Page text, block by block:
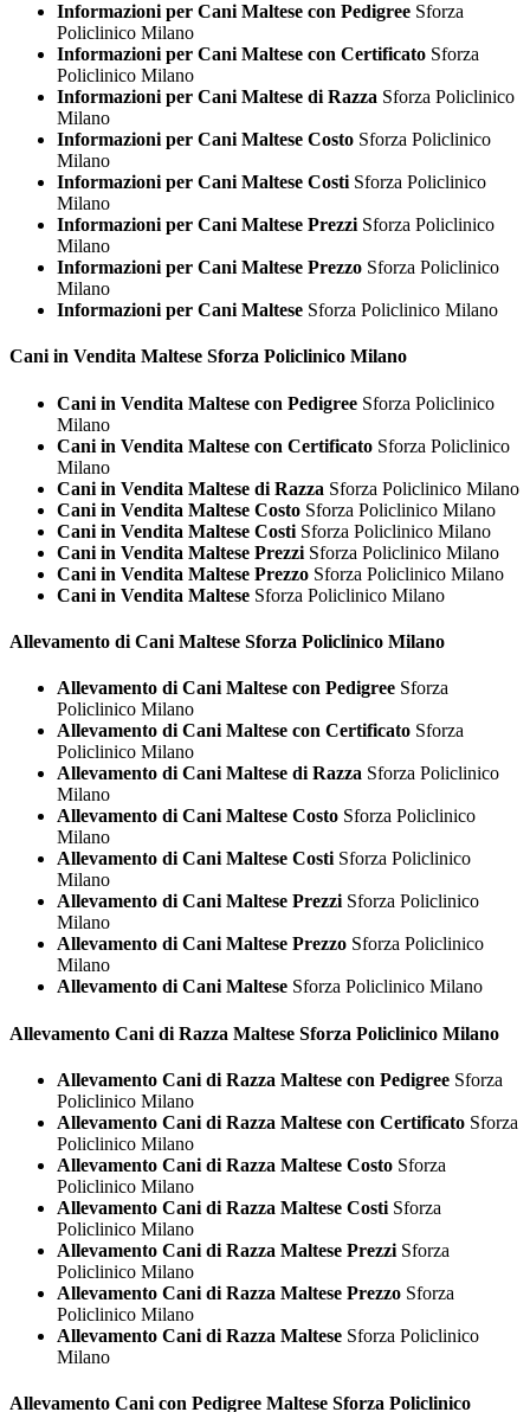
Informazioni per Cani Maltese con Pedigree Sforza
Policlinico Milano
Informazioni per Cani Maltese con Certificato Sforza
Policlinico Milano
Informazioni per Cani Maltese di Razza Sforza Policlinico
Milano
Informazioni per Cani Maltese Costo Sforza Policlinico
Milano
Informazioni per Cani Maltese Costi Sforza Policlinico
Milano
Informazioni per Cani Maltese Prezzi Sforza Policlinico
Milano
Informazioni per Cani Maltese Prezzo Sforza Policlinico
Milano
Informazioni per Cani Maltese Sforza Policlinico Milano
Cani in Vendita Maltese Sforza Policlinico Milano
Cani in Vendita Maltese con Pedigree Sforza Policlinico
Milano
Cani in Vendita Maltese con Certificato Sforza Policlinico
Milano
Cani in Vendita Maltese di Razza Sforza Policlinico Milano
Cani in Vendita Maltese Costo Sforza Policlinico Milano
Cani in Vendita Maltese Costi Sforza Policlinico Milano
Cani in Vendita Maltese Prezzi Sforza Policlinico Milano
Cani in Vendita Maltese Prezzo Sforza Policlinico Milano
Cani in Vendita Maltese Sforza Policlinico Milano
Allevamento di Cani Maltese Sforza Policlinico Milano
Allevamento di Cani Maltese con Pedigree Sforza
Policlinico Milano
Allevamento di Cani Maltese con Certificato Sforza
Policlinico Milano
Allevamento di Cani Maltese di Razza Sforza Policlinico
Milano
Allevamento di Cani Maltese Costo Sforza Policlinico
Milano
Allevamento di Cani Maltese Costi Sforza Policlinico
Milano
Allevamento di Cani Maltese Prezzi Sforza Policlinico
Milano
Allevamento di Cani Maltese Prezzo Sforza Policlinico
Milano
Allevamento di Cani Maltese Sforza Policlinico Milano
Allevamento Cani di Razza Maltese Sforza Policlinico Milano
Allevamento Cani di Razza Maltese con Pedigree Sforza
Policlinico Milano
Allevamento Cani di Razza Maltese con Certificato Sforza
Policlinico Milano
Allevamento Cani di Razza Maltese Costo Sforza
Policlinico Milano
Allevamento Cani di Razza Maltese Costi Sforza
Policlinico Milano
Allevamento Cani di Razza Maltese Prezzi Sforza
Policlinico Milano
Allevamento Cani di Razza Maltese Prezzo Sforza
Policlinico Milano
Allevamento Cani di Razza Maltese Sforza Policlinico
Milano
Allevamento Cani con Pedigree Maltese Sforza Policlinico